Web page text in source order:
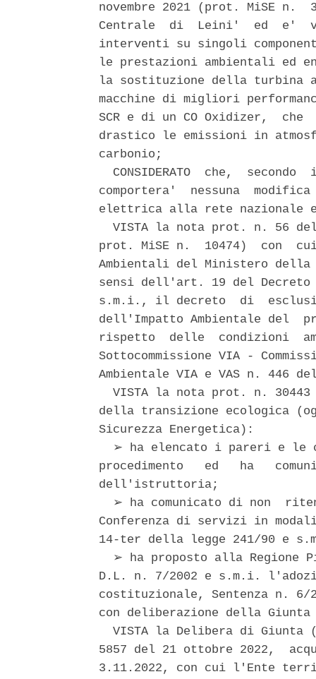
novembre 2021 (prot. MiSE
Centrale  di  Leini'  ed  e'
interventi su singoli
le prestazioni ambientali ed
la sostituzione della turbina
macchine di migliori
SCR e di un CO Oxidizer,
drastico le emissioni in
carbonio;
CONSIDERATO  che,  secondo
comportera'  nessuna
elettrica alla rete
VISTA la nota prot. n. 56
prot. MiSE n.  10474)  con
Ambientali del Ministero della
sensi dell'art. 19 del
s.m.i., il decreto  di
dell'Impatto Ambientale del
rispetto  delle  condizioni
Sottocommissione VIA -
Ambientale VIA e VAS n. 446
VISTA la nota prot. n.
della transizione ecologica
Sicurezza Energetica):
➢ ha elencato i pareri e le
procedimento   ed   ha
dell'istruttoria;
➢ ha comunicato di non
Conferenza di servizi in
14-ter della legge 241/90 e
➢ ha proposto alla Regione
D.L. n. 7/2002 e s.m.i.
costituzionale, Sentenza n. 6/
con deliberazione della
VISTA la Delibera di Giunta
5857 del 21 ottobre 2022,
3.11.2022, con cui l'Ente